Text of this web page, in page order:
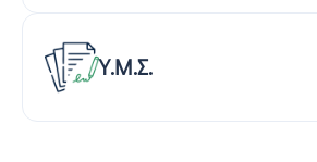
Υ.Μ.Σ.